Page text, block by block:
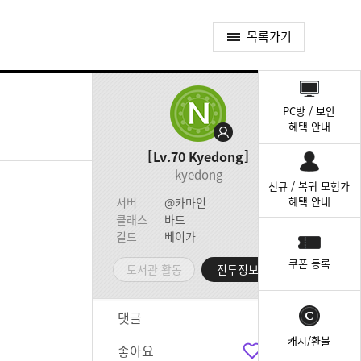
목록가기
Lv.70 Kyedong
kyedong
서버
@카마인
클래스
바드
길드
베이가
도서관 활동 전투정보실
댓글
좋아요
PC방 / 보안
혜택 안내
신규 / 복귀 모험가
혜택 안내
쿠폰 등록
캐시/환불